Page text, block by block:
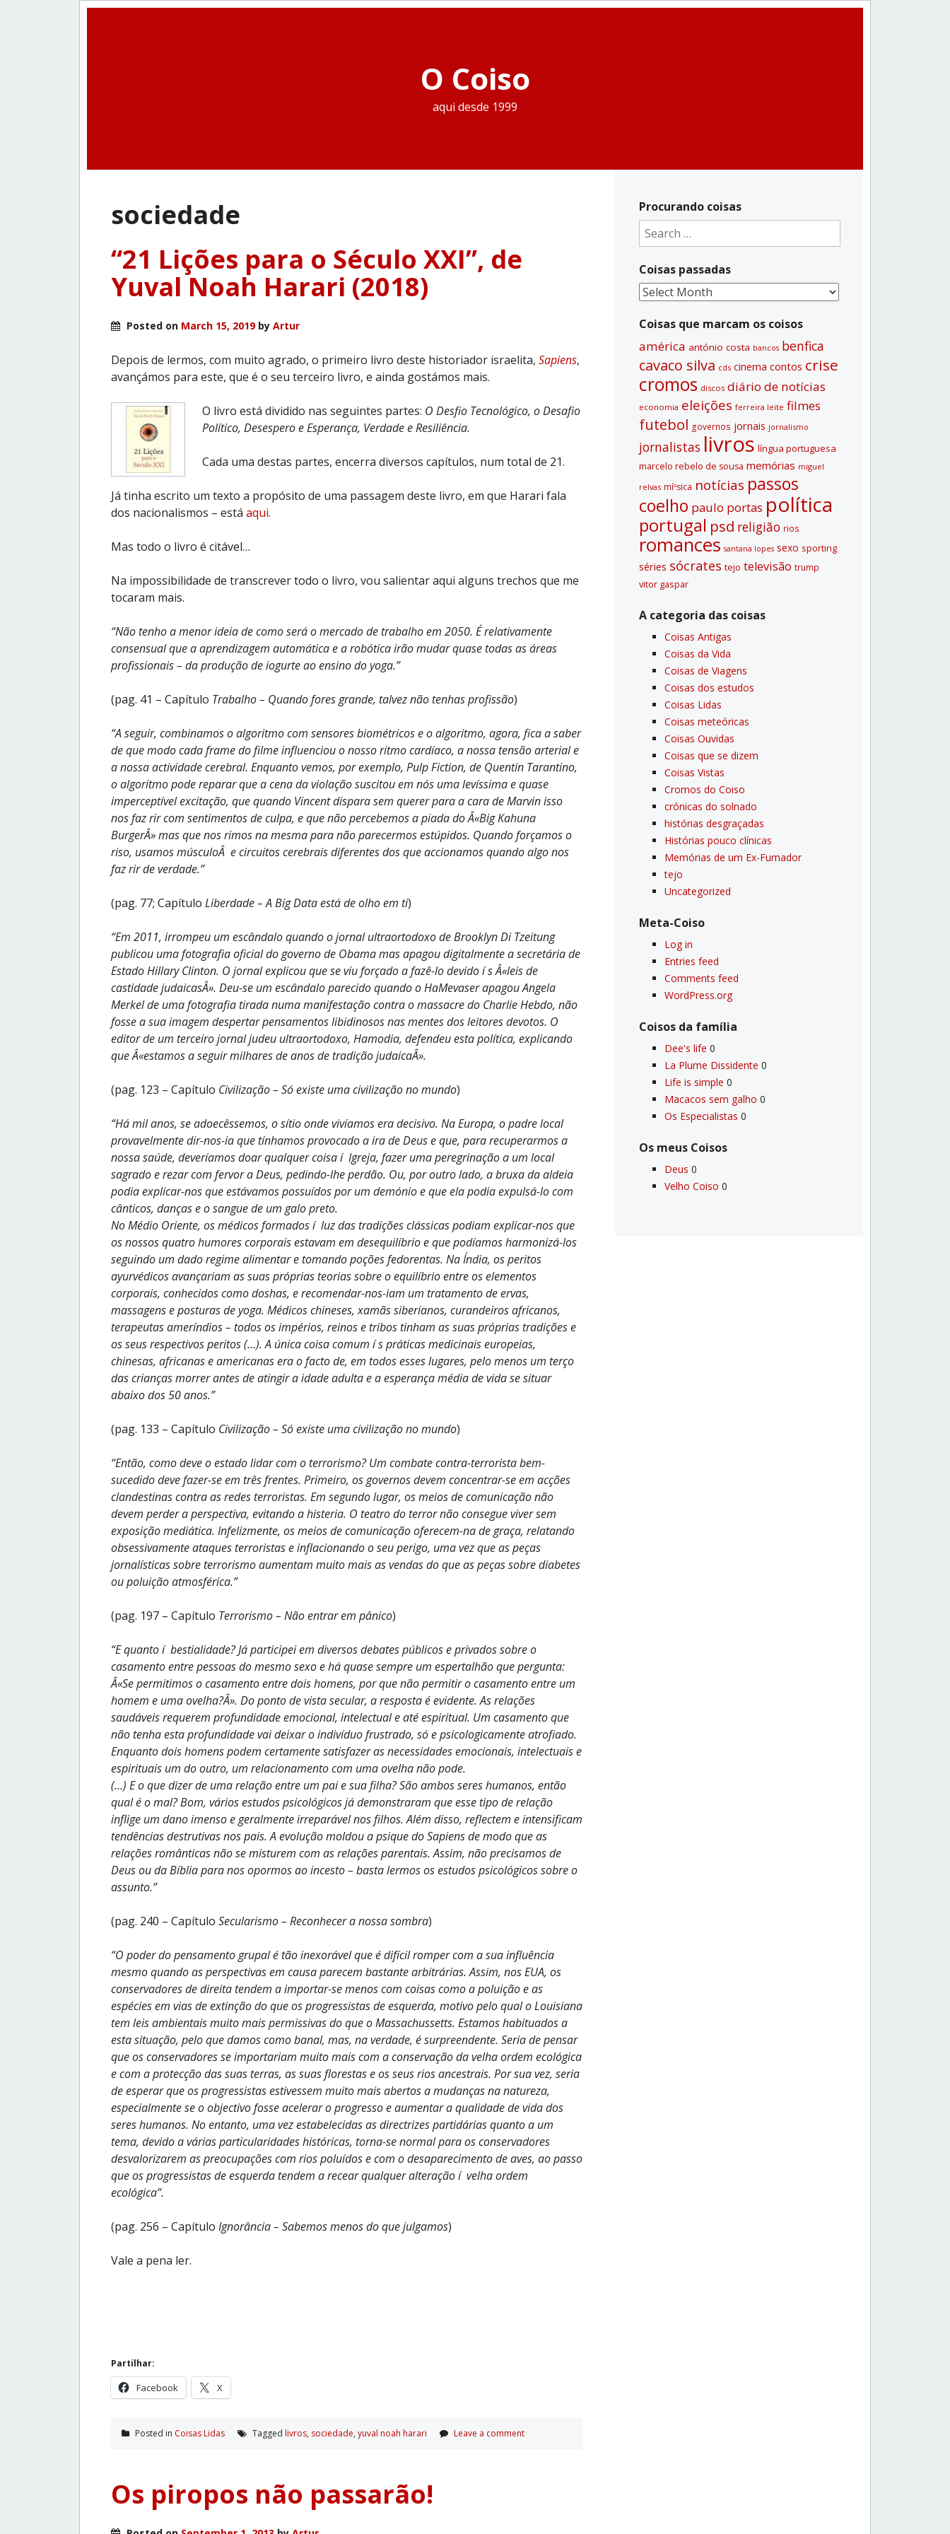
O Coiso
aqui desde 1999
sociedade
“21 Lições para o Século XXI”, de
Yuval Noah Harari (2018)
Posted on March 15, 2019by Artur
Depois de lermos, com muito agrado, o primeiro livro deste historiador israelita, Sapiens,
avançámos para este, que é o seu terceiro livro, e ainda gostámos mais.
O livro está dividido nas seguintes partes: O Desfio Tecnológico, o Desafio
Político, Desespero e Esperança, Verdade e Resiliência.
Cada uma destas partes, encerra diversos capítulos, num total de 21.
Já tinha escrito um texto a propósito de uma passagem deste livro, em que Harari fala
dos nacionalismos – está aqui.
Mas todo o livro é citável…
Na impossibilidade de transcrever todo o livro, vou salientar aqui alguns trechos que me
tocaram mais.
“Não tenho a menor ideia de como será o mercado de trabalho em 2050. É relativamente
consensual que a aprendizagem automática e a robótica irão mudar quase todas as áreas
profissionais – da produção de iogurte ao ensino do yoga.”
(pag. 41 – Capítulo Trabalho – Quando fores grande, talvez não tenhas profissão)
“A seguir, combinamos o algoritmo com sensores biométricos e o algoritmo, agora, fica a saber
de que modo cada frame do filme influenciou o nosso ritmo cardíaco, a nossa tensão arterial e
a nossa actividade cerebral. Enquanto vemos, por exemplo, Pulp Fiction, de Quentin Tarantino,
o algoritmo pode reparar que a cena da violação suscitou em nós uma levíssima e quase
imperceptível excitação, que quando Vincent dispara sem querer para a cara de Marvin isso
nos faz rir com sentimentos de culpa, e que não percebemos a piada do Â«Big Kahuna
BurgerÂ» mas que nos rimos na mesma para não parecermos estúpidos. Quando forçamos o
riso, usamos músculoÂ e circuitos cerebrais diferentes dos que accionamos quando algo nos
faz rir de verdade.”
(pag. 77; Capítulo Liberdade – A Big Data está de olho em ti)
“Em 2011, irrompeu um escândalo quando o jornal ultraortodoxo de Brooklyn Di Tzeitung
publicou uma fotografia oficial do governo de Obama mas apagou digitalmente a secretária de
Estado Hillary Clinton. O jornal explicou que se viu forçado a fazê-lo devido í s Â«leis de
castidade judaicasÂ». Deu-se um escândalo parecido quando o HaMevaser apagou Angela
Merkel de uma fotografia tirada numa manifestação contra o massacre do Charlie Hebdo, não
fosse a sua imagem despertar pensamentos libidinosos nas mentes dos leitores devotos. O
editor de um terceiro jornal judeu ultraortodoxo, Hamodia, defendeu esta política, explicando
que Â«estamos a seguir milhares de anos de tradição judaicaÂ».
(pag. 123 – Capítulo Civilização – Só existe uma civilização no mundo)
“Há mil anos, se adoecêssemos, o sítio onde vivíamos era decisivo. Na Europa, o padre local
provavelmente dir-nos-ia que tínhamos provocado a ira de Deus e que, para recuperarmos a
nossa saúde, deveríamos doar qualquer coisa í Igreja, fazer uma peregrinação a um local
sagrado e rezar com fervor a Deus, pedindo-lhe perdão. Ou, por outro lado, a bruxa da aldeia
podia explicar-nos que estávamos possuídos por um demónio e que ela podia expulsá-lo com
cânticos, danças e o sangue de um galo preto.
No Médio Oriente, os médicos formados í luz das tradições clássicas podiam explicar-nos que
os nossos quatro humores corporais estavam em desequilíbrio e que podíamos harmonizá-los
seguindo um dado regime alimentar e tomando poções fedorentas. Na Índia, os peritos
ayurvédicos avançariam as suas próprias teorias sobre o equilíbrio entre os elementos
corporais, conhecidos como doshas, e recomendar-nos-iam um tratamento de ervas,
massagens e posturas de yoga. Médicos chineses, xamãs siberianos, curandeiros africanos,
terapeutas ameríndios – todos os impérios, reinos e tribos tinham as suas próprias tradições e
os seus respectivos peritos (…). A única coisa comum í s práticas medicinais europeias,
chinesas, africanas e americanas era o facto de, em todos esses lugares, pelo menos um terço
das crianças morrer antes de atingir a idade adulta e a esperança média de vida se situar
abaixo dos 50 anos.”
(pag. 133 – Capítulo Civilização – Só existe uma civilização no mundo)
“Então, como deve o estado lidar com o terrorismo? Um combate contra-terrorista bem-
sucedido deve fazer-se em três frentes. Primeiro, os governos devem concentrar-se em acções
clandestinas contra as redes terroristas. Em segundo lugar, os meios de comunicação não
devem perder a perspectiva, evitando a histeria. O teatro do terror não consegue viver sem
exposição mediática. Infelizmente, os meios de comunicação oferecem-na de graça, relatando
obsessivamente ataques terroristas e inflacionando o seu perigo, uma vez que as peças
jornalísticas sobre terrorismo aumentam muito mais as vendas do que as peças sobre diabetes
ou poluição atmosférica.”
(pag. 197 – Capítulo Terrorismo – Não entrar em pânico)
“E quanto í bestialidade? Já participei em diversos debates públicos e privados sobre o
casamento entre pessoas do mesmo sexo e há quase sempre um espertalhão que pergunta:
Â«Se permitimos o casamento entre dois homens, por que não permitir o casamento entre um
homem e uma ovelha?Â». Do ponto de vista secular, a resposta é evidente. As relações
saudáveis requerem profundidade emocional, intelectual e até espiritual. Um casamento que
não tenha esta profundidade vai deixar o indivíduo frustrado, só e psicologicamente atrofiado.
Enquanto dois homens podem certamente satisfazer as necessidades emocionais, intelectuais e
espirituais um do outro, um relacionamento com uma ovelha não pode.
(…) E o que dizer de uma relação entre um pai e sua filha? São ambos seres humanos, então
qual é o mal? Bom, vários estudos psicológicos já demonstraram que esse tipo de relação
inflige um dano imenso e geralmente irreparável nos filhos. Além disso, reflectem e intensificam
tendências destrutivas nos pais. A evolução moldou a psique do Sapiens de modo que as
relações românticas não se misturem com as relações parentais. Assim, não precisamos de
Deus ou da Bíblia para nos opormos ao incesto – basta lermos os estudos psicológicos sobre o
assunto.”
(pag. 240 – Capítulo Secularismo – Reconhecer a nossa sombra)
“O poder do pensamento grupal é tão inexorável que é difícil romper com a sua influência
mesmo quando as perspectivas em causa parecem bastante arbitrárias. Assim, nos EUA, os
conservadores de direita tendem a importar-se menos com coisas como a poluição e as
espécies em vias de extinção do que os progressistas de esquerda, motivo pelo qual o Louisiana
tem leis ambientais muito mais permissivas do que o Massachussetts. Estamos habituados a
esta situação, pelo que damos como banal, mas, na verdade, é surpreendente. Seria de pensar
que os conservadores se importariam muito mais com a conservação da velha ordem ecológica
e com a protecção das suas terras, as suas florestas e os seus rios ancestrais. Por sua vez, seria
de esperar que os progressistas estivessem muito mais abertos a mudanças na natureza,
especialmente se o objectivo fosse acelerar o progresso e aumentar a qualidade de vida dos
seres humanos. No entanto, uma vez estabelecidas as directrizes partidárias quanto a um
tema, devido a várias particularidades históricas, torna-se normal para os conservadores
desvalorizarem as preocupações com rios poluídos e com o desaparecimento de aves, ao passo
que os progressistas de esquerda tendem a recear qualquer alteração í velha ordem
ecológica”.
(pag. 256 – Capítulo Ignorância – Sabemos menos do que julgamos)
Vale a pena ler.
Partilhar:
Facebook X
Posted in Coisas Lidas Tagged livros, sociedade, yuval noah harari Leave a comment
Os piropos não passarão!
Procurando coisas
Search
for:
Coisas passadas
Coisas
Coisas que marcam os coisos
américa antónio costa bancos benfica
cavaco silva cds cinema contos crise
cromos discos diário de notí­cias
economia eleições ferreira leite filmes
futebol governos jornais jornalismo
jornalistas livros lí­ngua portuguesa
marcelo rebelo de sousa memórias miguel
relvas míºsica notí­cias passos
coelho paulo portas polí­tica
portugal psd religião rios
romances santana lopes sexo sporting
séries sócrates tejo televisão trump
vitor gaspar
A categoria das coisas
Coisas Antigas
Coisas da Vida
Coisas de Viagens
Coisas dos estudos
Coisas Lidas
Coisas meteóricas
Coisas Ouvidas
Coisas que se dizem
Coisas Vistas
Cromos do Coiso
crónicas do solnado
histórias desgraçadas
Histórias pouco clí­nicas
Memórias de um Ex-Fumador
tejo
Uncategorized
Meta-Coiso
Log in
Entries feed
Comments feed
WordPress.org
Coisos da famí­lia
Dee's life 0
La Plume Dissidente 0
Life is simple 0
Macacos sem galho 0
Os Especialistas 0
Os meus Coisos
Deus 0
Velho Coiso 0